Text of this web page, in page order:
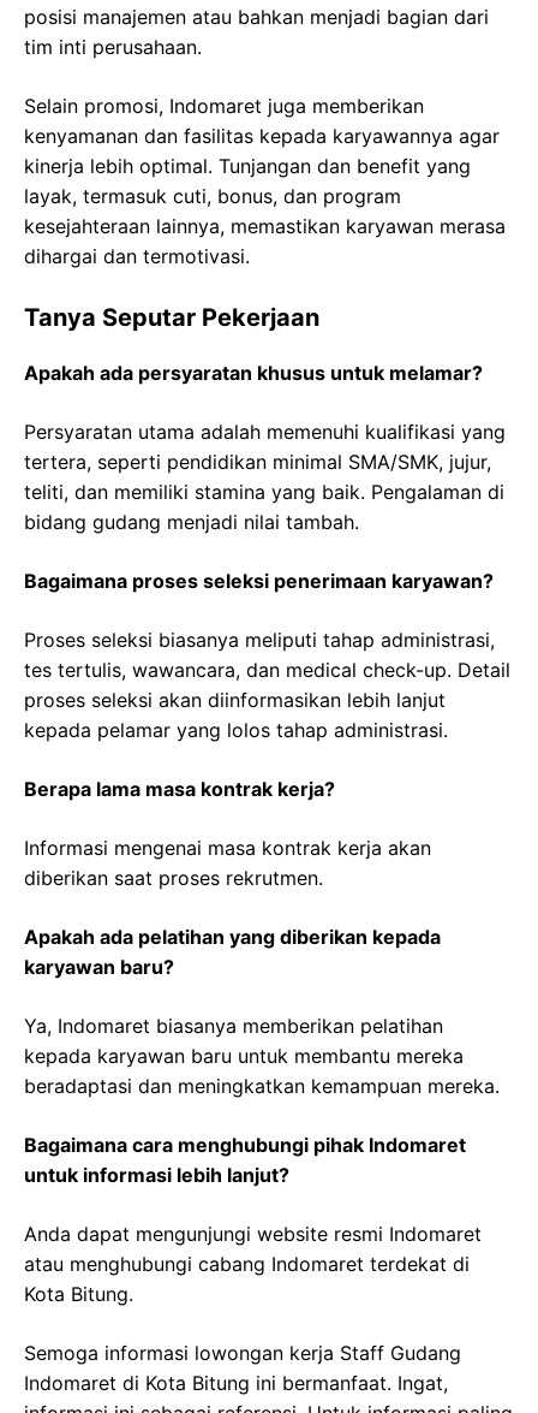
posisi manajemen atau bahkan menjadi bagian dari
tim inti perusahaan.
Selain promosi, Indomaret juga memberikan
kenyamanan dan fasilitas kepada karyawannya agar
kinerja lebih optimal. Tunjangan dan benefit yang
layak, termasuk cuti, bonus, dan program
kesejahteraan lainnya, memastikan karyawan merasa
dihargai dan termotivasi.
Tanya Seputar Pekerjaan
Apakah ada persyaratan khusus untuk melamar?
Persyaratan utama adalah memenuhi kualifikasi yang
tertera, seperti pendidikan minimal SMA/SMK, jujur,
teliti, dan memiliki stamina yang baik. Pengalaman di
bidang gudang menjadi nilai tambah.
Bagaimana proses seleksi penerimaan karyawan?
Proses seleksi biasanya meliputi tahap administrasi,
tes tertulis, wawancara, dan medical check-up. Detail
proses seleksi akan diinformasikan lebih lanjut
kepada pelamar yang lolos tahap administrasi.
Berapa lama masa kontrak kerja?
Informasi mengenai masa kontrak kerja akan
diberikan saat proses rekrutmen.
Apakah ada pelatihan yang diberikan kepada
karyawan baru?
Ya, Indomaret biasanya memberikan pelatihan
kepada karyawan baru untuk membantu mereka
beradaptasi dan meningkatkan kemampuan mereka.
Bagaimana cara menghubungi pihak Indomaret
untuk informasi lebih lanjut?
Anda dapat mengunjungi website resmi Indomaret
atau menghubungi cabang Indomaret terdekat di
Kota Bitung.
Semoga informasi lowongan kerja Staff Gudang
Indomaret di Kota Bitung ini bermanfaat. Ingat,